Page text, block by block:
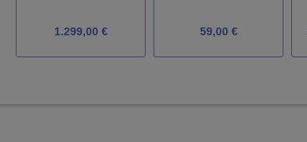
1.299,00 € 59,00 €